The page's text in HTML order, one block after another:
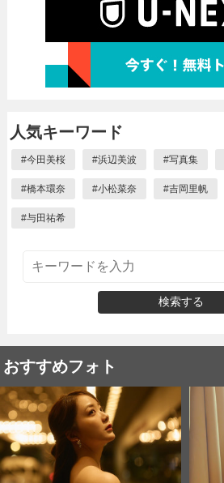
人気キーワード
#今田美桜 #浜辺美波 #写真集
#橋本環奈 #小松菜奈 #吉岡里帆
#与田祐希
検索する
おすすめフォト